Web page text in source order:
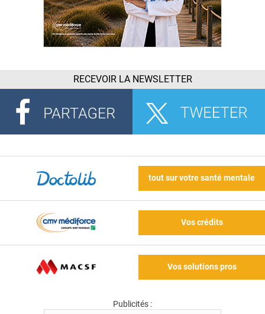
RECEVOIR LA NEWSLETTER
tout sur votre santé mentale
Vos crédits
Vos solutions pros
Publicités :